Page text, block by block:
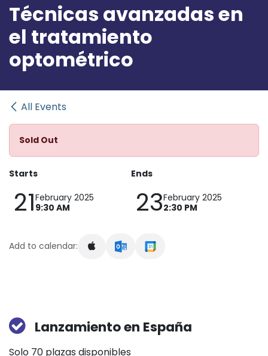
Técnicas avanzadas en
el tratamiento
optométrico
All Events
Sold Out
Starts
21February 2025
9:30 AM
Ends
23February 2025
2:30 PM
Add to calendar:
Lanzamiento en España
Solo 70 plazas disponibles